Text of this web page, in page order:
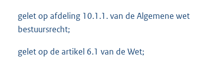
gelet op afdeling 10.1.1. van de Algemene wet
bestuursrecht;
gelet op de artikel 6.1 van de Wet;